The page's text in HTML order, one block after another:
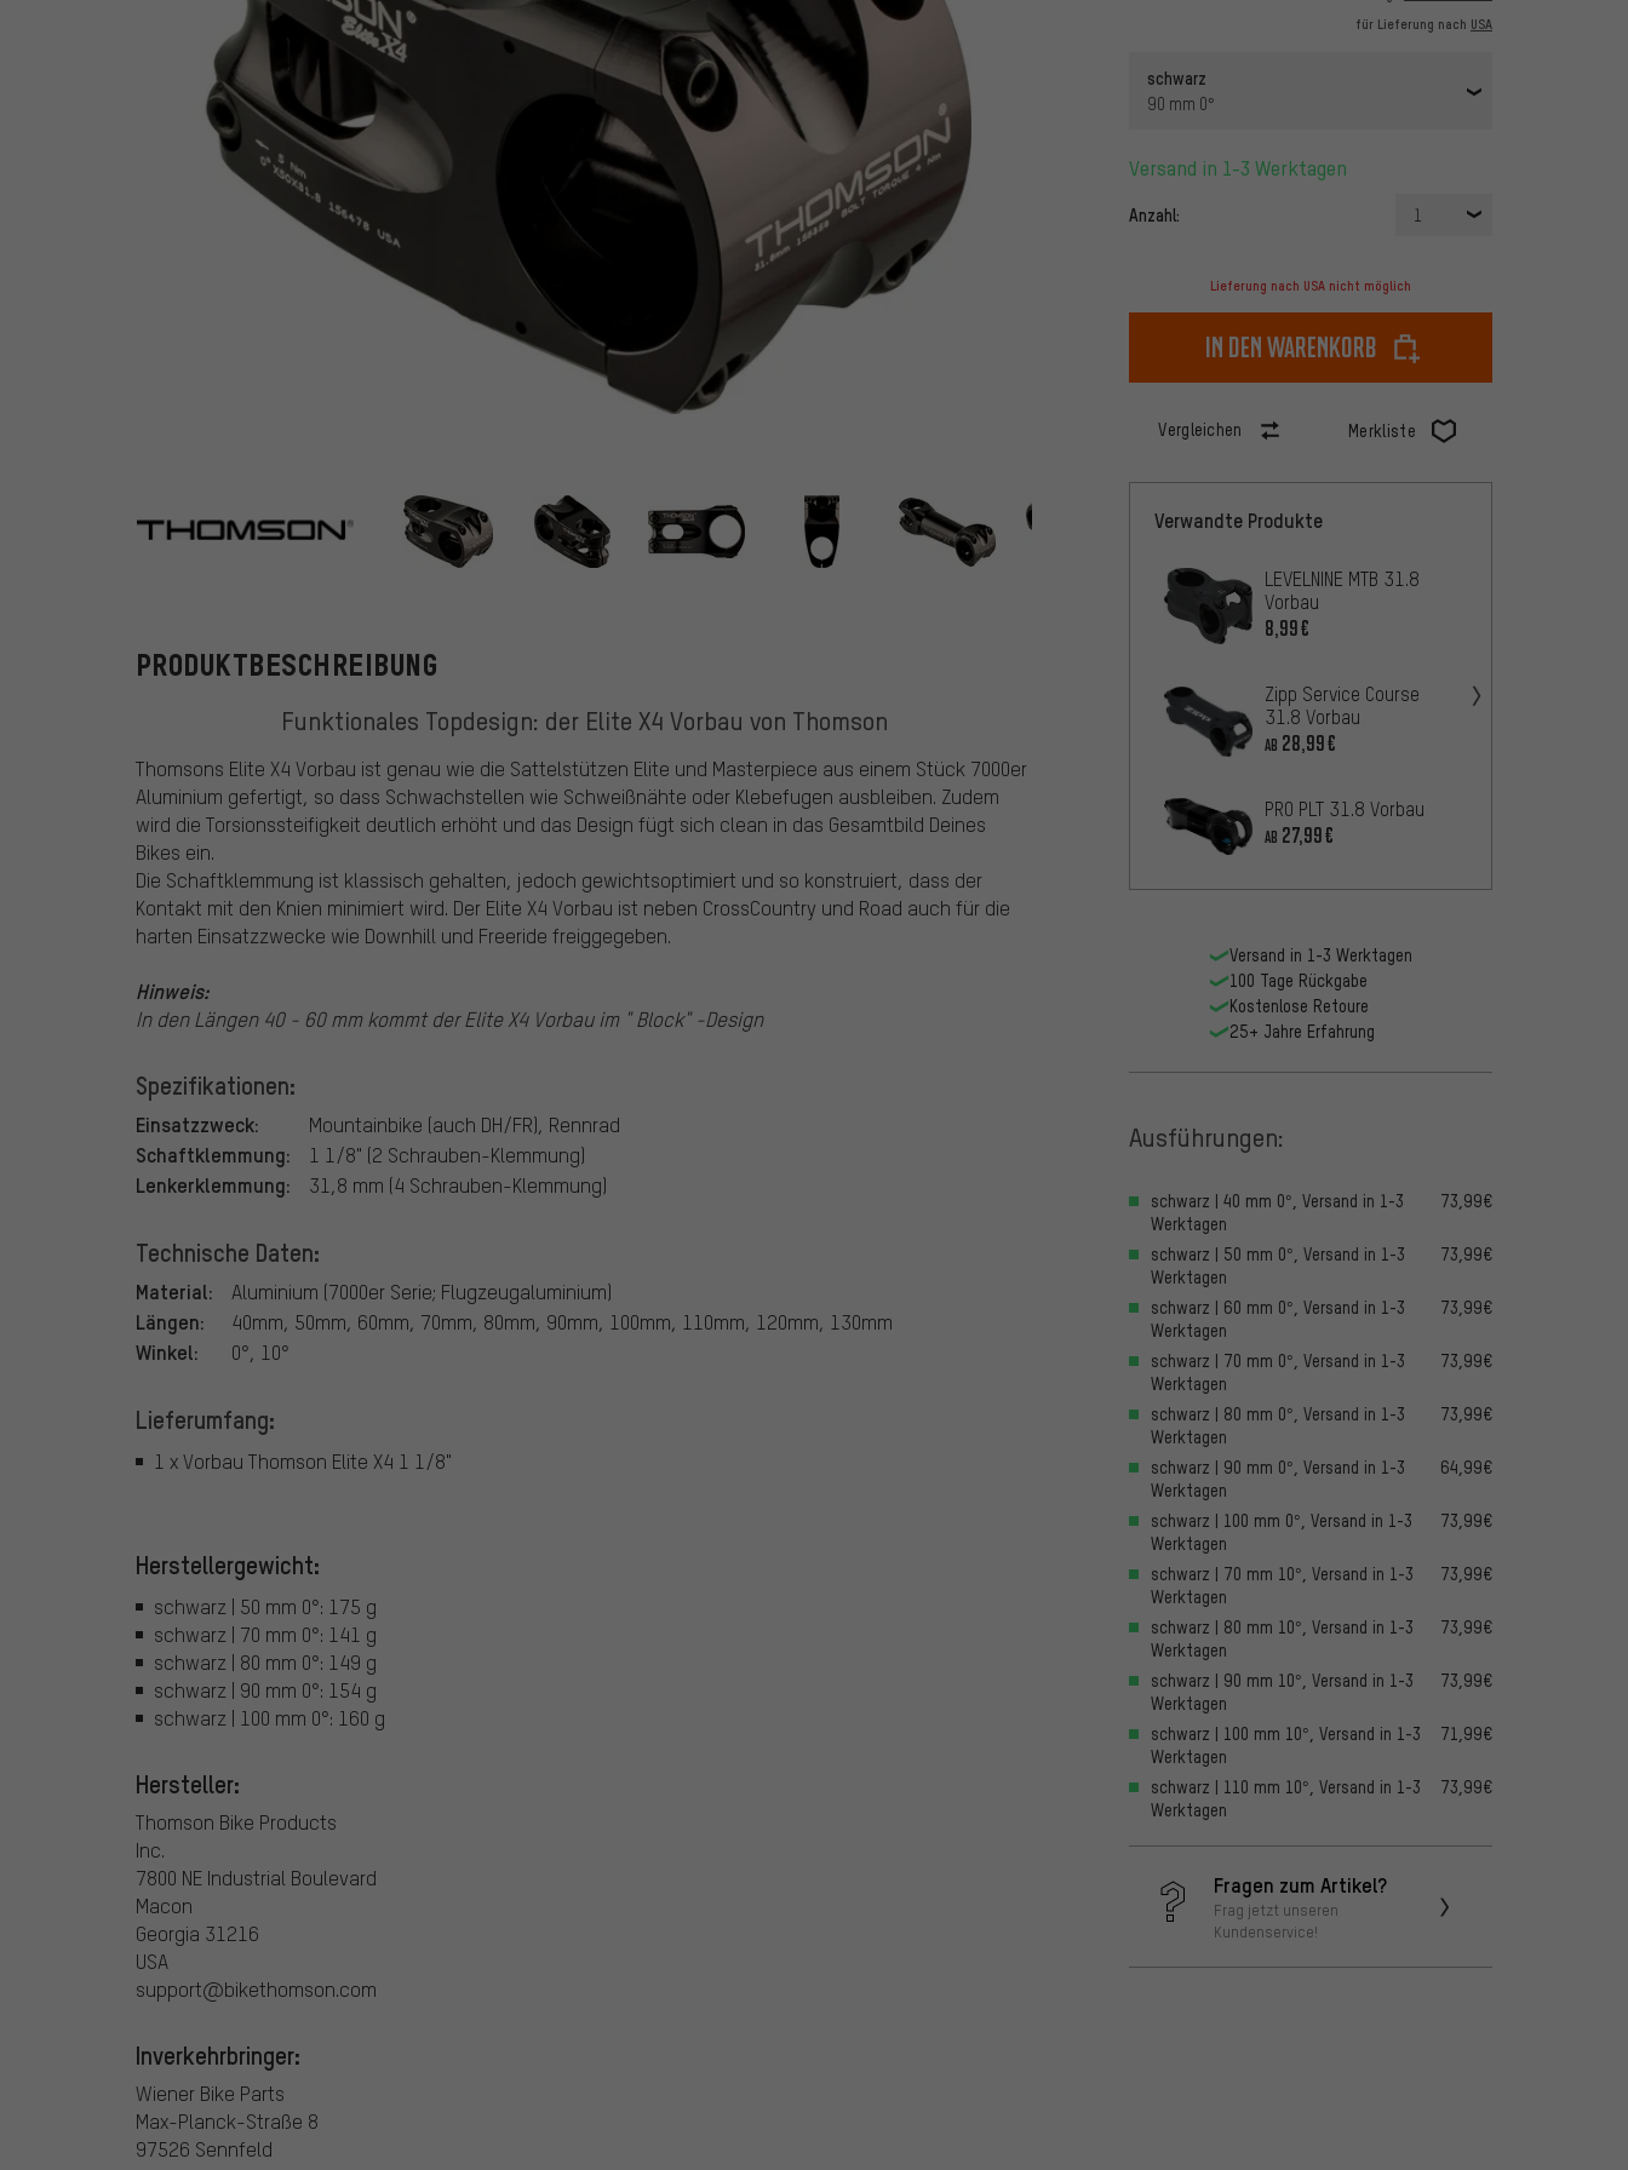
für Lieferung nach USA
schwarz
90 mm 0°
Versand in 1-3 Werktagen
Anzahl: 1
Lieferung nach USA nicht möglich
In den Warenkorb
Vergleichen Merkliste
Thomson
PRODUKTBESCHREIBUNG
Funktionales Topdesign: der Elite X4 Vorbau von Thomson
Thomsons Elite X4 Vorbau ist genau wie die Sattelstützen Elite und Masterpiece aus einem Stück 7000er
Aluminium gefertigt, so dass Schwachstellen wie Schweißnähte oder Klebefugen ausbleiben. Zudem
wird die Torsionssteifigkeit deutlich erhöht und das Design fügt sich clean in das Gesamtbild Deines
Bikes ein.
Die Schaftklemmung ist klassisch gehalten, jedoch gewichtsoptimiert und so konstruiert, dass der
Kontakt mit den Knien minimiert wird. Der Elite X4 Vorbau ist neben CrossCountry und Road auch für die
harten Einsatzzwecke wie Downhill und Freeride freiggegeben.
Hinweis:
In den Längen 40 - 60 mm kommt der Elite X4 Vorbau im " Block" -Design
Spezifikationen:
Einsatzzweck: Mountainbike (auch DH/FR), Rennrad
Schaftklemmung: 1 1/8" (2 Schrauben-Klemmung)
Lenkerklemmung: 31,8 mm (4 Schrauben-Klemmung)
Technische Daten:
Material: Aluminium (7000er Serie; Flugzeugaluminium)
Längen: 40mm, 50mm, 60mm, 70mm, 80mm, 90mm, 100mm, 110mm, 120mm, 130mm
Winkel: 0°, 10°
Lieferumfang:
1 x Vorbau Thomson Elite X4 1 1/8"
Herstellergewicht:
schwarz | 50 mm 0°: 175 g
schwarz | 70 mm 0°: 141 g
schwarz | 80 mm 0°: 149 g
schwarz | 90 mm 0°: 154 g
schwarz | 100 mm 0°: 160 g
Hersteller:
Thomson Bike Products
Inc.
7800 NE Industrial Boulevard
Macon
Georgia 31216
USA
support@bikethomson.com
Inverkehrbringer:
Wiener Bike Parts
Max-Planck-Straße 8
97526 Sennfeld
Verwandte Produkte
LEVELNINE MTB 31.8
Vorbau
8,99€
Zipp Service Course
31.8 Vorbau
AB 28,99€
PRO PLT 31.8 Vorbau
AB 27,99€
Versand in 1-3 Werktagen
100 Tage Rückgabe
Kostenlose Retoure
25+ Jahre Erfahrung
Ausführungen:
schwarz | 40 mm 0°, Versand in 1-3
Werktagen
73,99€
schwarz | 50 mm 0°, Versand in 1-3
Werktagen
73,99€
schwarz | 60 mm 0°, Versand in 1-3
Werktagen
73,99€
schwarz | 70 mm 0°, Versand in 1-3
Werktagen
73,99€
schwarz | 80 mm 0°, Versand in 1-3
Werktagen
73,99€
schwarz | 90 mm 0°, Versand in 1-3
Werktagen
64,99€
schwarz | 100 mm 0°, Versand in 1-3
Werktagen
73,99€
schwarz | 70 mm 10°, Versand in 1-3
Werktagen
73,99€
schwarz | 80 mm 10°, Versand in 1-3
Werktagen
73,99€
schwarz | 90 mm 10°, Versand in 1-3
Werktagen
73,99€
schwarz | 100 mm 10°, Versand in 1-3
Werktagen
71,99€
schwarz | 110 mm 10°, Versand in 1-3
Werktagen
73,99€
Fragen zum Artikel?
Frag jetzt unseren
Kundenservice!